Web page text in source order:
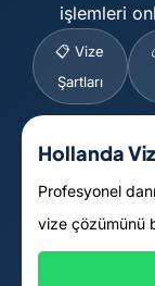
işlemleri
📋 Vize
Şartları
Hollanda
Profesyonel
vize çözümünü